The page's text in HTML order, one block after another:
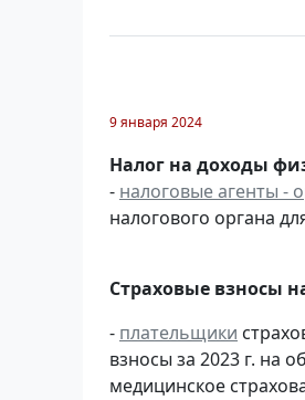
9 января 2024
Налог на доходы
- налоговые агенты -
налогового органа
Страховые взносы
- плательщики
взносы за 2023 г. на
медицинское